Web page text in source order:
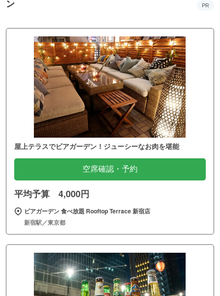
ン
PR
屋上テラスでビアガーデン！ジューシーなお肉を堪能
空席確認・予約
平均予算 4,000円
ビアガーデン 食べ放題 Rooftop Terrace 新宿店
新宿駅／東京都